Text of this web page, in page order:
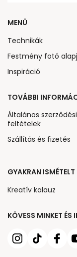
KÖVESS MINKET ÉS
MENÜ
Technikák
Festmény fotó
Inspiráció
TOVÁBBI
Általános szerződési
feltételek
Szállítás és fizetés
GYAKRAN ISMÉTELT
Kreatív kalauz